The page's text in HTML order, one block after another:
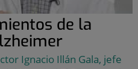
de la
Ignacio Illán Gala, jefe